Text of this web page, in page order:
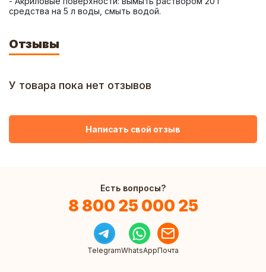
средства на 5 л воды, смыть водой.
Отзывы
У товара пока нет отзывов
Написать свой отзыв
Есть вопросы?
8 800 25 000 25
TelegramWhatsAppПочта